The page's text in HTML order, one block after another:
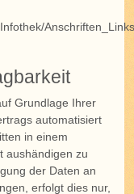
Grundlage Ihrer
automatisiert
in einem
aushändigen zu
der Daten an
erfolgt dies nur,